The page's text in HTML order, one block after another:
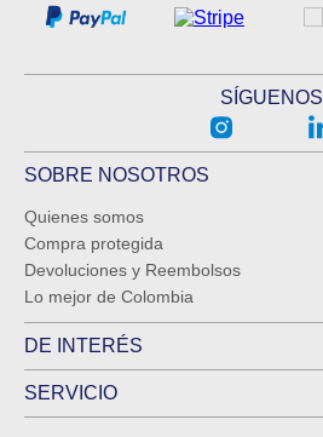
SÍGUENOS
SOBRE NOSOTROS
Quienes somos
Compra protegida
Devoluciones y Reembolsos
Lo mejor de Colombia
DE INTERÉS
SERVICIO